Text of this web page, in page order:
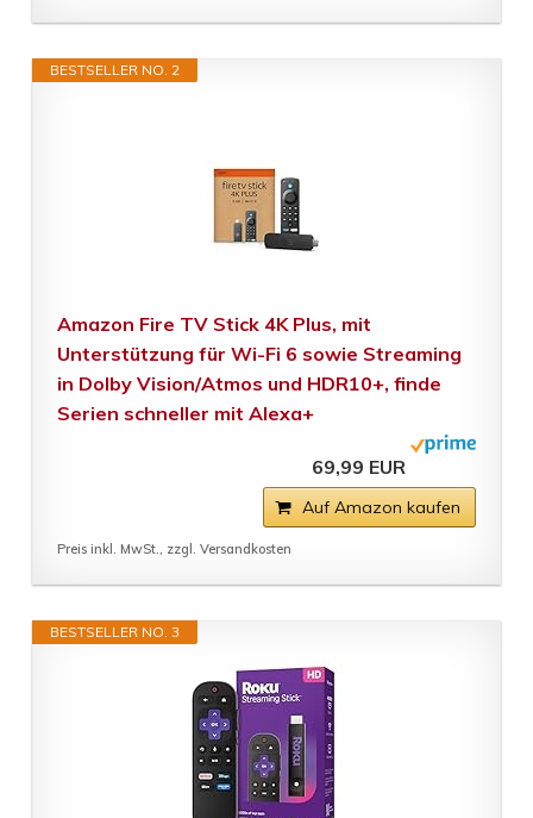
BESTSELLER NO. 2
Amazon Fire TV Stick 4K Plus, mit
Unterstützung für Wi-Fi 6 sowie Streaming
in Dolby Vision/Atmos und HDR10+, finde
Serien schneller mit Alexa+
69,99 EUR
Auf Amazon kaufen
Preis inkl. MwSt., zzgl. Versandkosten
BESTSELLER NO. 3